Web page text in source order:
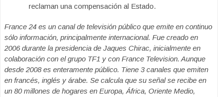
reclaman una compensación al Estado.
France 24 es un canal de televisión público que emite en continuo
sólo información, principalmente internacional. Fue creado en
2006 durante la presidencia de Jaques Chirac, inicialmente en
colaboración con el grupo TF1 y con France Television. Aunque
desde 2008 es enteramente público. Tiene 3 canales que emiten
en francés, inglés y árabe. Se calcula que su señal se recibe en
un 80 millones de hogares en Europa, África, Oriente Medio,